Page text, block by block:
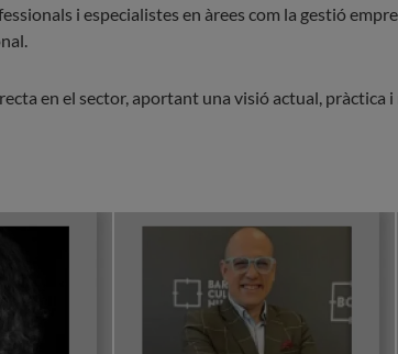
i especialistes en àrees com la gestió
en el sector, aportant una visió actual,